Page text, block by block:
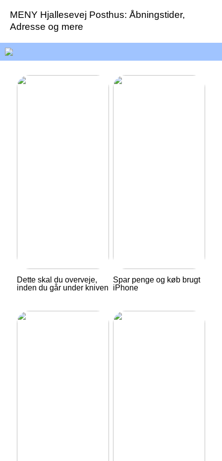
MENY Hjallesevej Posthus: Åbningstider,
Adresse og mere
Dette skal du overveje,
inden du går under kniven
Spar penge og køb brugt
iPhone